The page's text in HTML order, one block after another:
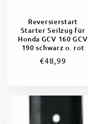
Reversierstart
Starter Seilzug für
Honda GCV 160 GCV
190 schwarz o. rot
Normaler
€48,99